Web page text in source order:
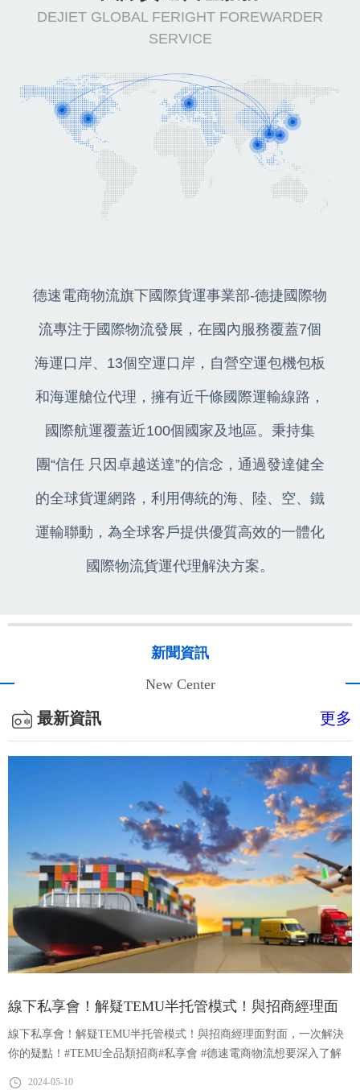
DEJIET GLOBAL FERIGHT FOREWARDER
SERVICE
德速電商物流旗下國際貨運事業部-德捷國際物
流專注于國際物流發展，在國內服務覆蓋7個
海運口岸、13個空運口岸，自營空運包機包板
和海運艙位代理，擁有近千條國際運輸線路，
國際航運覆蓋近100個國家及地區。秉持集
團“信任 只因卓越送達”的信念，通過發達健全
的全球貨運網路，利用傳統的海、陸、空、鐵
運輸聯動，為全球客戶提供優質高效的一體化
國際物流貨運代理解決方案。
新聞資訊
New Center
更多
最新資訊
線下私享會！解疑TEMU半托管模式！與招商經理面
對面，一次解決你的疑點！
線下私享會！解疑TEMU半托管模式！與招商經理面對面，一次解決
你的疑點！#TEMU全品類招商#私享會 #德速電商物流想要深入了解
2024-05-10
第25周 | 亞馬遜最新預約及派送時效匯報
1亞馬遜倉庫卡板約情況1.ONT8放約靠后，本周有約可派送，
有刪約、改約的情況2.LAX9預約不穩定，刪約、改約的概率會
有刪約、改約的情況4.SBD1處于pending不出約，預約不穩定，
到下周6.SCK4目前預約比較穩定，
美國西海岸勞工談判達成初步協議美國太平洋海事協會 PMA